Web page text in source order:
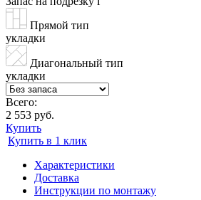
Прямой тип
укладки
Диагональный тип
укладки
Всего:
2 553 руб.
Купить
Купить в 1 клик
Характеристики
Доставка
Инструкции по монтажу